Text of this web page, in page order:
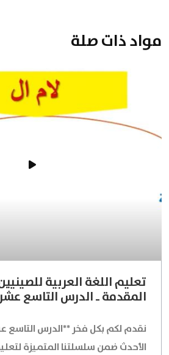
مواد ذات صلة
تعليم اللغة العربية
المقدمة ـ الدرس التاسع
نقدم لكم بكل فخر **الدرس التاسع
الأحدث ضمن سلسلتنا المتميزة